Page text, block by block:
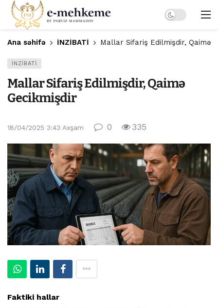
Dark mode
Ana səhifə İNZİBATİ Mallar Sifariş Edilmişdir, Qaimə
İNZİBATİ
Mallar Sifariş Edilmişdir, Qaimə
Gecikmişdir
18/04/2025 3:43 Axşam 0 335
Faktiki hallar